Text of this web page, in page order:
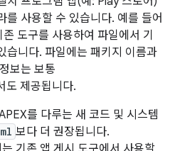
를 사용할 수 있습니다. 예를 들어
존 도구를 사용하여 파일에서 기
습니다. 파일에는 패키지 이름과
보는 보통
도 제공됩니다.
를 다루는 새 코드 및 시스템
보다 더 권장됩니다.